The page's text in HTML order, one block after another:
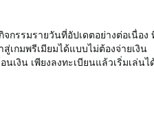
กรรมรายวันที่อัปเดตอย่างต่อเนื่อง
เกมพรีเมียมได้แบบไม่ต้องจ่ายเงิน
งิน เพียงลงทะเบียนแล้วเริ่มเล่นไ